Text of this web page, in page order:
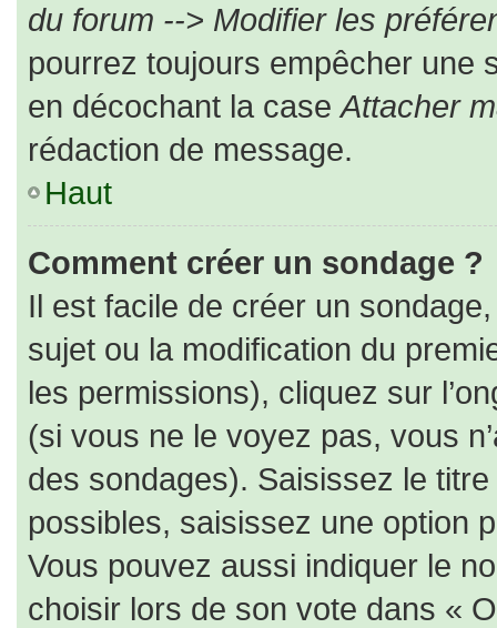
du forum --> Modifier les
pourrez toujours empêcher une
en décochant la caseAttacher
rédaction de message.
Haut
Comment créer un sondage ?
Il est facile de créer un
sujet ou la modification du
les permissions), cliquez sur
(si vous ne le voyez pas, vous
des sondages). Saisissez le
possibles, saisissez une option
Vous pouvez aussi indiquer le
choisir lors de son vote dans «